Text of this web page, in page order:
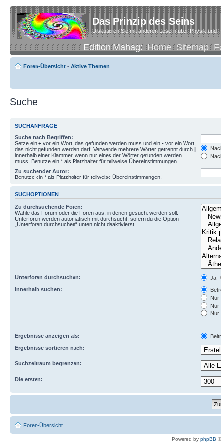
Das Prinzip des Seins
Diskutieren Sie mit anderen Lesern über Physik und
Edition Mahag:Home Sitemap
Foren-Übersicht • Aktive Themen
Suche
SUCHANFRAGE
Suche nach Begriffen:
Setze ein + vor ein Wort, das gefunden werden muss und ein - vor ein Wort,
das nicht gefunden werden darf. Verwende mehrere Wörter getrennt durch |
innerhalb einer Klammer, wenn nur eines der Wörter gefunden werden
muss. Benutze ein * als Platzhalter für teilweise Übereinstimmungen.
Zu suchender Autor:
Benutze ein * als Platzhalter für teilweise Übereinstimmungen.
SUCHOPTIONEN
Zu durchsuchende Foren:
Wähle das Forum oder die Foren aus, in denen gesucht werden soll.
Unterforen werden automatisch mit durchsucht, sofern du die Option
„Unterforen durchsuchen“ unten nicht deaktivierst.
Unterforen durchsuchen:
Ja
Innerhalb suchen:
Nur
Nur
Nur
Ergebnisse anzeigen als:
Ergebnisse sortieren nach:
Suchzeitraum begrenzen:
Die ersten:
Foren-Übersicht
Powered by phpBB